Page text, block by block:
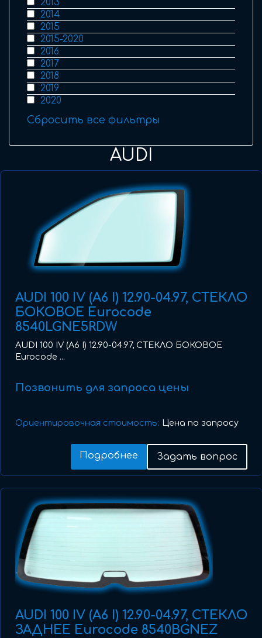
2013
2014
2015
2015-2020
2016
2017
2018
2019
2020
Сбросить все фильтры
AUDI
AUDI 100 IV (A6 I) 12.90-04.97, СТЕКЛО
БОКОВОЕ Eurocode
8540LGNE5RDW
AUDI 100 IV (A6 I) 12.90-04.97, СТЕКЛО БОКОВОЕ
Eurocode ...
Позвонить для запроса цены
Ориентировочная стоимость: Цена по запросу
Подробнее Задать вопрос
AUDI 100 IV (A6 I) 12.90-04.97, СТЕКЛО
ЗАДНЕЕ Eurocode 8540BGNEZ